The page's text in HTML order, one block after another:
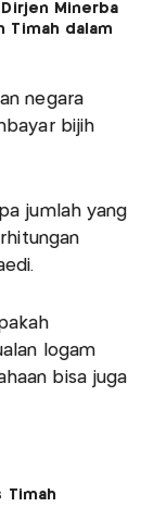
Dirjen Minerba
Timah dalam
negara
bijih
jumlah yang
logam
bisa juga
Timah